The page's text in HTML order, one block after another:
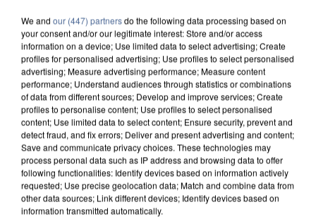
We and our (447) partnersdo the following data processing based on
your consent and/or our legitimate interest: Store and/or access
information on a device; Use limited data to select advertising; Create
profiles for personalised advertising; Use profiles to select personalised
advertising; Measure advertising performance; Measure content
performance; Understand audiences through statistics or combinations
of data from different sources; Develop and improve services; Create
profiles to personalise content; Use profiles to select personalised
content; Use limited data to select content; Ensure security, prevent and
detect fraud, and fix errors; Deliver and present advertising and content;
Save and communicate privacy choices. These technologies may
process personal data such as IP address and browsing data to offer
following functionalities: Identify devices based on information actively
requested; Use precise geolocation data; Match and combine data from
other data sources; Link different devices; Identify devices based on
information transmitted automatically.